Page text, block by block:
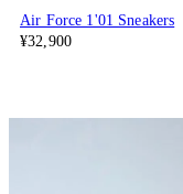
Air Force 1'01 Sneakers
¥32,900